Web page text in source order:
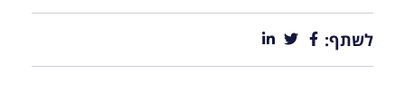
לשתף: